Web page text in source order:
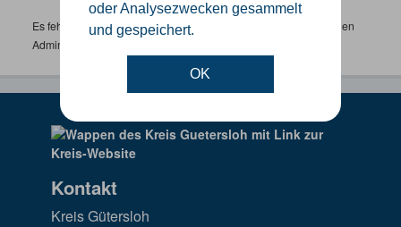
oder Analysezwecken gesammelt
und gespeichert.
OK
Es fehlen spezifische Datensätze? Wenden Sie sich bitte an einen
Administrator unter:
Kontakt
Kreis Gütersloh